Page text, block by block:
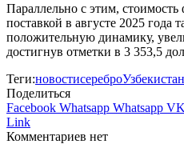
Параллельно с этим, стоимость
поставкой в августе 2025 года
положительную динамику,
достигнув отметки в 3 353,5
Теги:новостисереброУзбекистан
Поделиться
Facebook Whatsapp Whatsapp
Link
Комментариев нет